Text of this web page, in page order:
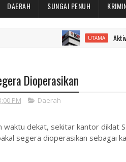
DAERAH SUNGAI PENUH
UTAMA Aktivis : Pak
Dioperasikan
PM Daerah
waktu dekat, sekitar kantor diklat
segera dioperasikan sebagai